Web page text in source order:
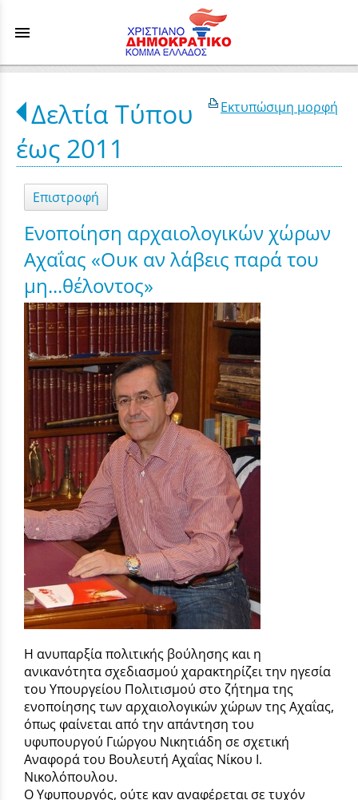
menu
Εκτυπώσιμη μορφή
Δελτία Τύπου
έως 2011
Επιστροφή
Ενοποίηση αρχαιολογικών χώρων
Αχαΐας «Ουκ αν λάβεις παρά του
μη...θέλοντος»
Η ανυπαρξία πολιτικής βούλησης και η
ανικανότητα σχεδιασμού χαρακτηρίζει την ηγεσία
του Υπουργείου Πολιτισμού στο ζήτημα της
ενοποίησης των αρχαιολογικών χώρων της Αχαΐας,
όπως φαίνεται από την απάντηση του
υφυπουργού Γιώργου Νικητιάδη σε σχετική
Αναφορά του Βουλευτή Αχαΐας Νίκου Ι.
Νικολόπουλου.
Ο Υφυπουργός, ούτε καν αναφέρεται σε τυχόν